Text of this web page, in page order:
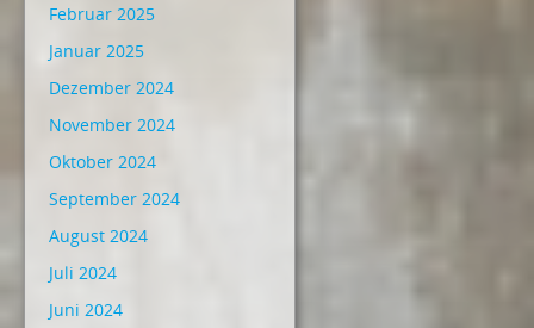
Februar 2025
Januar 2025
Dezember 2024
November 2024
Oktober 2024
September 2024
August 2024
Juli 2024
Juni 2024